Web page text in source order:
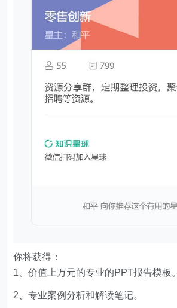
你将获得：
1、价值上万元的专业的PPT报告模板。
2、专业案例分析和解读笔记。